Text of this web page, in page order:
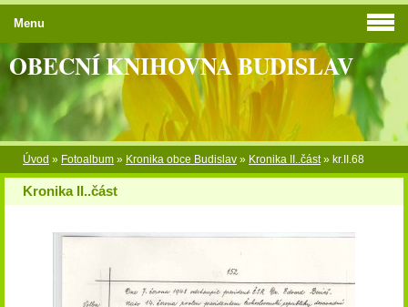
OBECNÍ KNIHOVNA BUDISLAV
Úvod » Fotoalbum » Kronika obce Budislav » Kronika II..část» kr.II.68
Kronika II..část
Menu